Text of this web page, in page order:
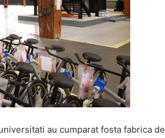
au cumparat fosta fabrica de